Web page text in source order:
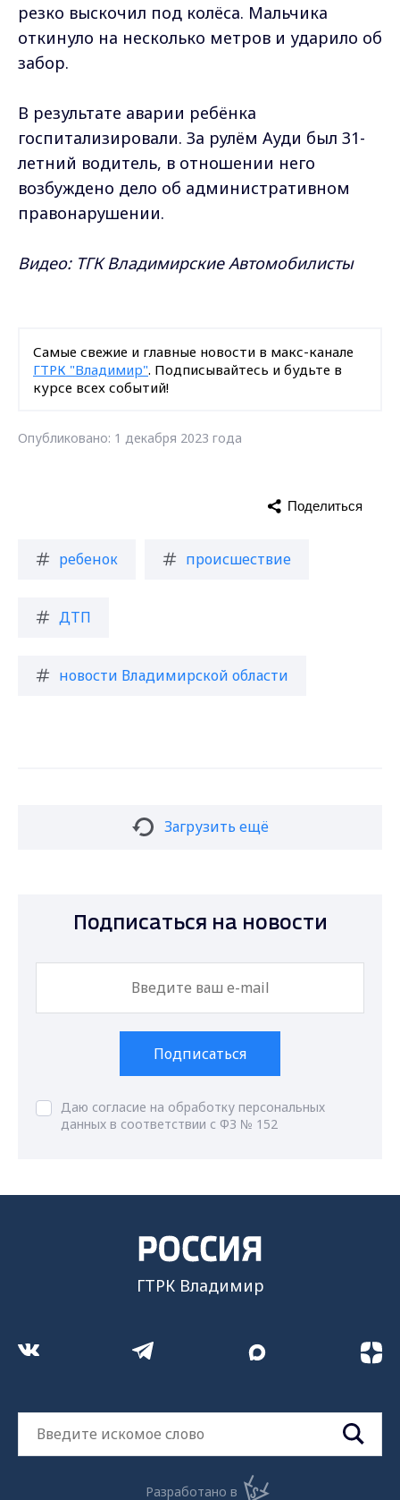
резко выскочил под колёса. Мальчика
откинуло на несколько метров и ударило об
забор.
В результате аварии ребёнка
госпитализировали. За рулём Ауди был 31-
летний водитель, в отношении него
возбуждено дело об административном
правонарушении.
Видео: ТГК Владимирские Автомобилисты
Самые свежие и главные новости в макс-канале
ГТРК "Владимир". Подписывайтесь и будьте в
курсе всех событий!
Опубликовано: 1 декабря 2023 года
ребенок происшествие
ДТП
новости Владимирской области
Поделиться
Загрузить ещё
Подписаться на новости
Подписаться
Даю согласие на обработку персональных
данных в соответствии с ФЗ № 152
ГТРК Владимир
Разработано в